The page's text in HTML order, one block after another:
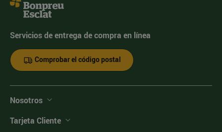
Servicios de entrega de compra en línea
Comprobar el código postal
Nosotros
Tarjeta Cliente